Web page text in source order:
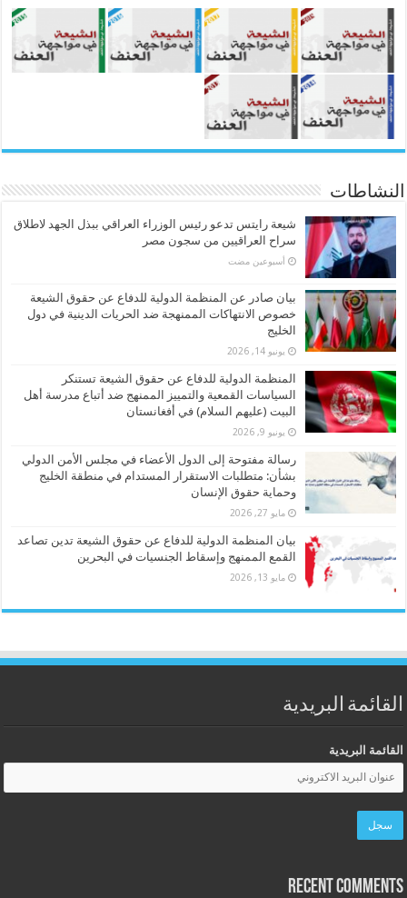
النشاطات
شيعة رايتس تدعو رئيس الوزراء العراقي ببذل الجهد لاطلاق
سراح العراقيين من سجون مصر
‏أسبوعين مضت
بيان صادر عن المنظمة الدولية للدفاع عن حقوق الشيعة
خصوص الانتهاكات الممنهجة ضد الحريات الدينية في دول
الخليج
يونيو 14, 2026
المنظمة الدولية للدفاع عن حقوق الشيعة تستنكر
السياسات القمعية والتمييز الممنهج ضد أتباع مدرسة أهل
البيت (عليهم السلام) في أفغانستان
يونيو 9, 2026
رسالة مفتوحة إلى الدول الأعضاء في مجلس الأمن الدولي
بشأن: متطلبات الاستقرار المستدام في منطقة الخليج
وحماية حقوق الإنسان
مايو 27, 2026
بيان المنظمة الدولية للدفاع عن حقوق الشيعة تدين تصاعد
القمع الممنهج وإسقاط الجنسيات في البحرين
مايو 13, 2026
القائمة البريدية
القائمة البريدية
Recent Comments